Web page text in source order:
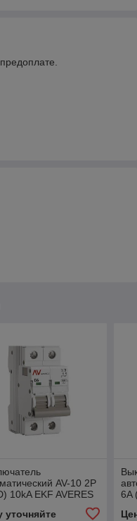
AV-10 2P
10kA EKF AVERES
уточняйте
6A